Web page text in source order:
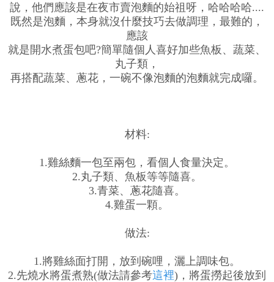
說，他們應該是在夜市賣泡麵的始祖呀，哈哈哈哈....
既然是泡麵，本身就沒什麼技巧去做調理，最難的，
應該
就是開水煮蛋包吧?簡單隨個人喜好加些魚板、蔬菜、
丸子類，
再搭配蔬菜、蔥花，一碗不像泡麵的泡麵就完成囉。
材料:
1.雞絲麵一包至兩包，看個人食量決定。
2.丸子類、魚板等等隨喜。
3.青菜、蔥花隨喜。
4.雞蛋一顆。
做法:
1.將雞絲面打開，放到碗哩，灑上調味包。
2.先燒水將蛋煮熟(做法請參考這裡)，將蛋撈起後放到